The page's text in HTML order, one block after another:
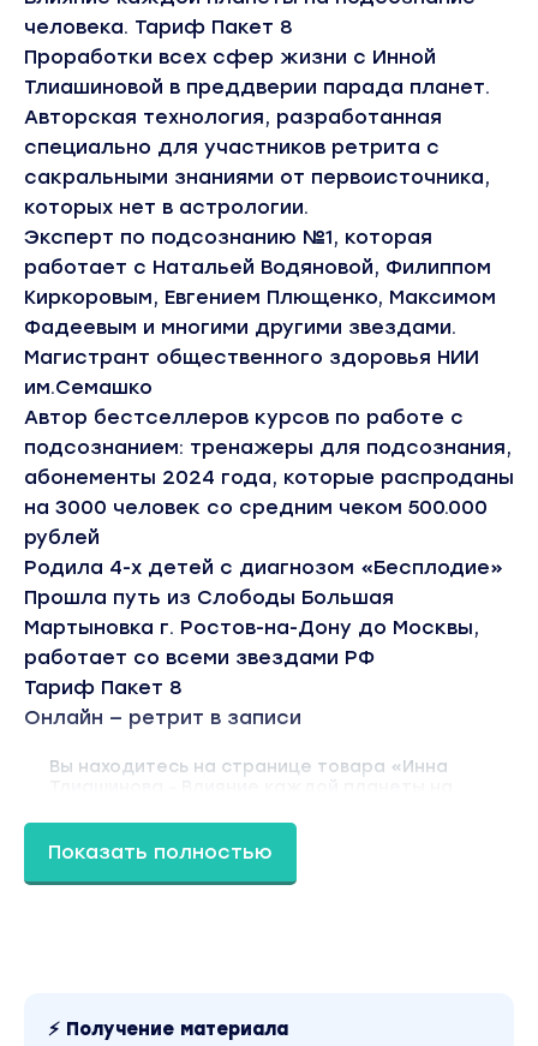
человека. Тариф Пакет 8
Проработки всех сфер жизни с Инной
Тлиашиновой в преддверии парада планет.
Авторская технология, разработанная
специально для участников ретрита с
сакральными знаниями от первоисточника,
которых нет в астрологии.
Эксперт по подсознанию №1, которая
работает с Натальей Водяновой, Филиппом
Киркоровым, Евгением Плющенко, Максимом
Фадеевым и многими другими звездами.
Магистрант общественного здоровья НИИ
им.Семашко
Автор бестселлеров курсов по работе с
подсознанием: тренажеры для подсознания,
абонементы 2024 года, которые распроданы
на 3000 человек со средним чеком 500.000
рублей
Родила 4-х детей с диагнозом «Бесплодие»
Прошла путь из Слободы Большая
Мартыновка г. Ростов-на-Дону до Москвы,
работает со всеми звездами РФ
Тариф Пакет 8
Онлайн — ретрит в записи
Вы находитесь на странице товара «Инна
Оригинальная стоимость курса у автора
составляет 24000 рублей. В магазине
рублей. Обучающий курс входит в рубрику
Показать полностью
⚡ Получение материала